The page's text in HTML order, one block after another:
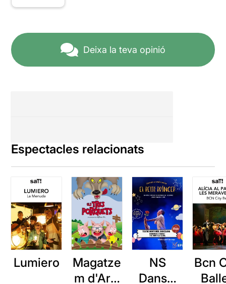
Deixa la teva opinió
Espectacles relacionats
Lumiero
Magatze
m d'Ars:
NS
Dansa:
Bcn